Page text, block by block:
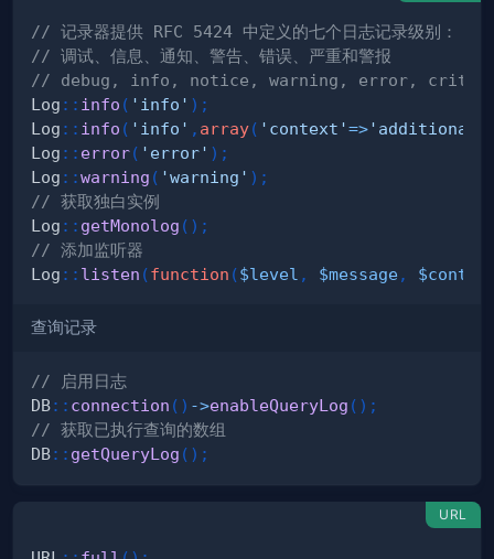
// 记录器提供 RFC 5424 中定义的七个日志记录级别：
// 调试、信息、通知、警告、错误、严重和警报
// debug, info, notice, warning, error,
Log :: info ( 'info' ) ;
Log :: info ( 'info' , array( 'context'=>'additional
Log :: error( 'error' ) ;
Log ::warning ( 'warning' ) ;
// 获取独白实例
Log :: getMonolog ( ) ;
// 添加监听器
Log :: listen (function ($level , $message,
查询记录
// 启用日志
DB:: connection ( ) ->enableQueryLog ( ) ;
// 获取已执行查询的数组
DB:: getQueryLog ( ) ;
URL